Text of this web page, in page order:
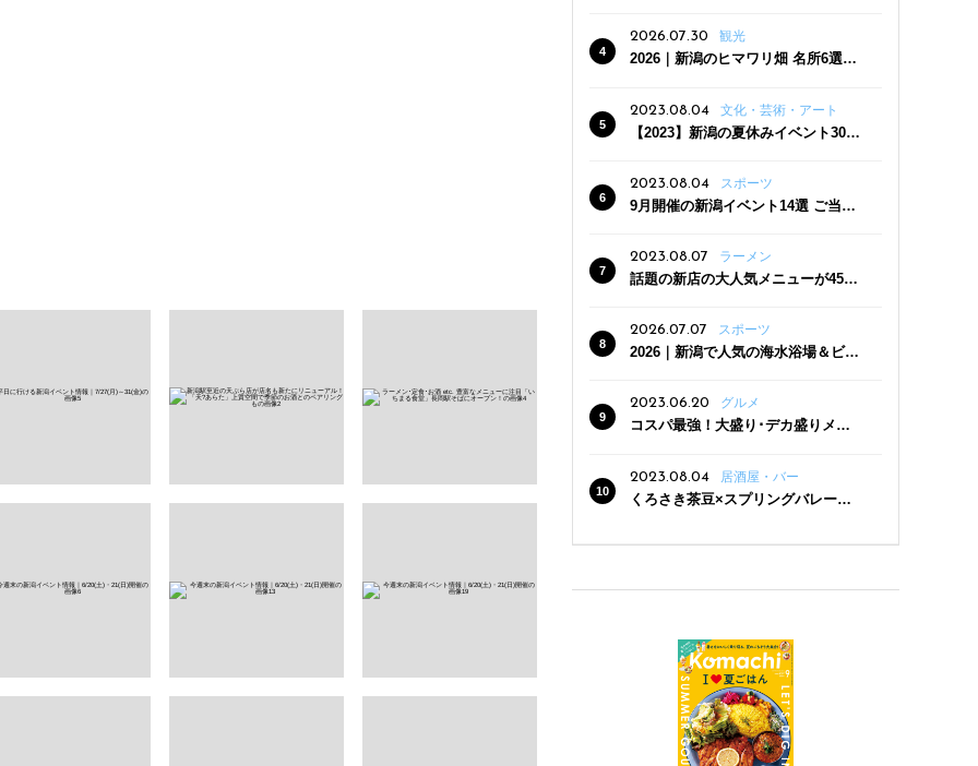
った焼きたてパンのほか、ジェラー
トやスムージーも
2026.07.30 観光
2026｜新潟のヒマワリ畑 名所6選
2023.08.04
文化・芸術・アート
【2023】新潟の夏休みイベント30
2023.08.04
スポーツ
9月開催の新潟イベント14選 ご当地
2023.08.07 ラーメン
話題の新店の大人気メニューが450
クーポン登場
2026.07.07 スポーツ
2026｜新潟で人気の海水浴場＆ビー
2023.06.20
グルメ
コスパ最強！大盛り･デカ盛りメニ
2023.08.04
居酒屋・バー
くろさき茶豆×スプリングバレー豊